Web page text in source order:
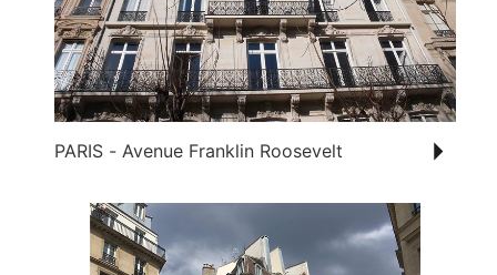
PARIS - Avenue Franklin Roosevelt